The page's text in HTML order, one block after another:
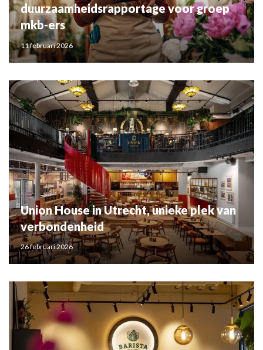
duurzaamheidsrapportage voor groep
mkb-ers
11 februari 2026
Union House in Utrecht, unieke plek van
verbondenheid
26 februari 2026